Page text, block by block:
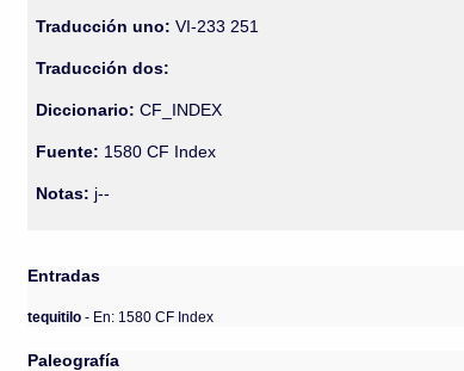
Traducción uno: VI-233 251
Traducción dos:
Diccionario:CF_INDEX
Fuente: 1580 CF Index
Notas: j--
Entradas
tequitilo- En: 1580 CF Index
Paleografía